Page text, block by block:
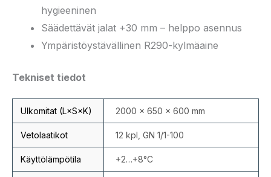
hygieeninen
Säädettävät jalat +30 mm – helppo asennus
Ympäristöystävällinen R290-kylmäaine
Tekniset tiedot
Ulkomitat (L×S×K) 2000 × 650 × 600 mm
Vetolaatikot 12 kpl, GN 1/1-100
Käyttölämpötila +2…+8°C